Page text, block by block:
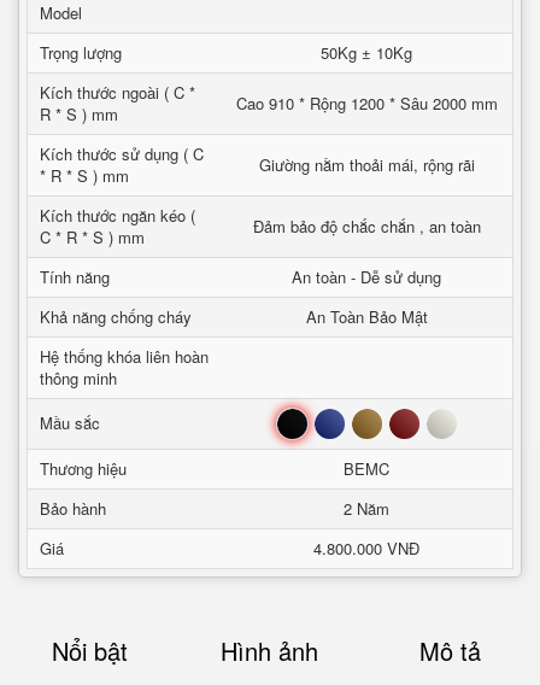
Model
Trọng lượng
50Kg ± 10Kg
Kích thước ngoài ( C *
R * S ) mm
Cao 910 * Rộng 1200 * Sâu 2000 mm
Kích thước sử dụng ( C
* R * S ) mm
Giường nằm thoải mái, rộng rãi
Kích thước ngăn kéo (
C * R * S ) mm
Đảm bảo độ chắc chắn , an toàn
Tính năng
An toàn - Dễ sử dụng
Khả năng chống cháy
An Toàn Bảo Mật
Hệ thống khóa liên hoàn
thông minh
Mầu sắc
Đen Xanh Nâu Đỏ Trắng
Thương hiệu
BEMC
Bảo hành
2 Năm
Giá
4.800.000 VNĐ
Nổi bật Hình ảnh Mô tả